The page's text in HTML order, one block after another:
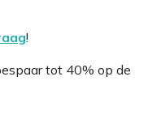
!
tot 40% op de